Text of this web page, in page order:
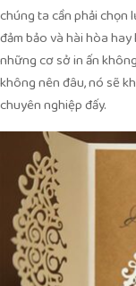
chúng ta cần phải chọn
đảm bảo và hài hòa
những cơ sở in ấn
không nên đâu, nó sẽ
chuyên nghiệp đấy.